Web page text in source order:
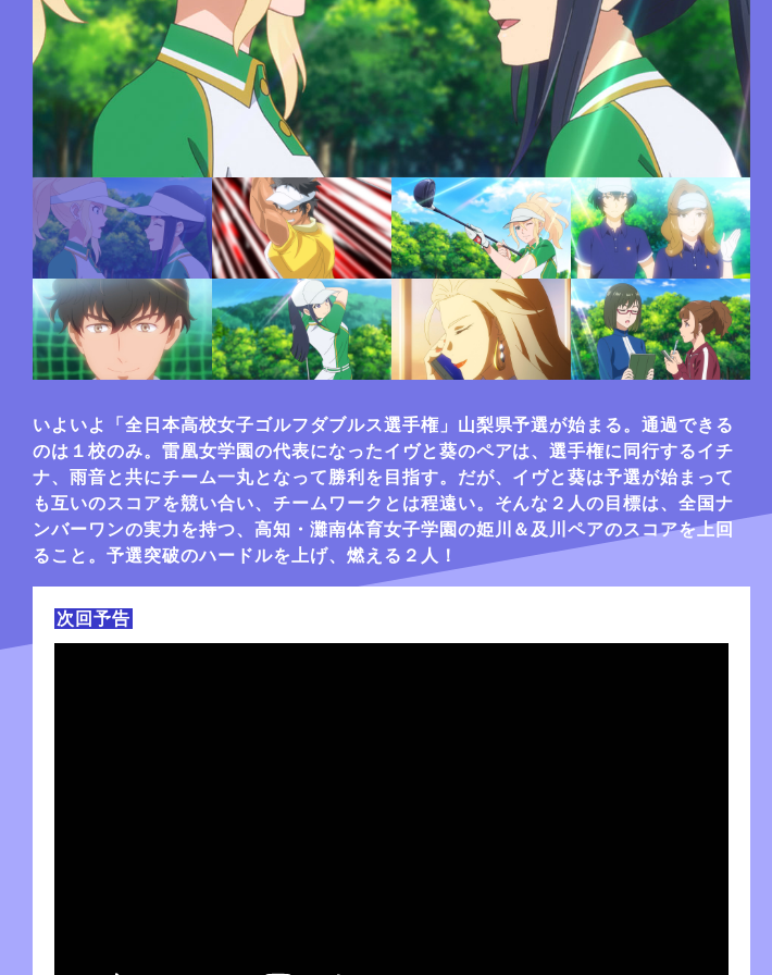
いよいよ「全日本高校女子ゴルフダブルス選手権」山梨県予選が始まる。通過できる
のは１校のみ。雷凰女学園の代表になったイヴと葵のペアは、選手権に同行するイチ
ナ、雨音と共にチーム一丸となって勝利を目指す。だが、イヴと葵は予選が始まって
も互いのスコアを競い合い、チームワークとは程遠い。そんな２人の目標は、全国ナ
ンバーワンの実力を持つ、高知・灘南体育女子学園の姫川＆及川ペアのスコアを上回
ること。予選突破のハードルを上げ、燃える２人！
次回予告